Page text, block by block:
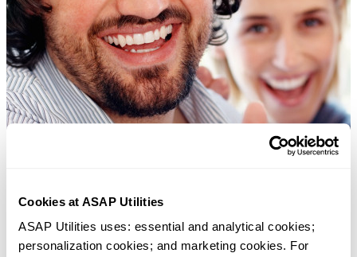
Cookies at ASAP Utilities
ASAP Utilities uses: essential and analytical cookies;
personalization cookies; and marketing cookies. For